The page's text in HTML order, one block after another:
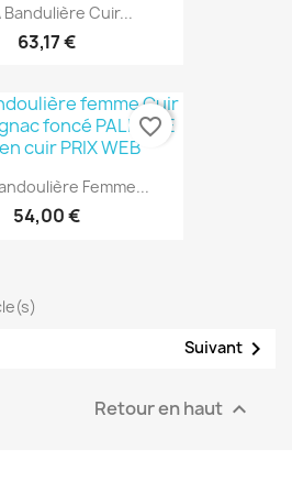
Bandulière Cuir...
63,17 €
Femme...
54,00 €
favorite_border
Suivant 
Retour en haut 